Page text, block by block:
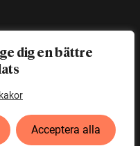
dig en bättre
Acceptera alla